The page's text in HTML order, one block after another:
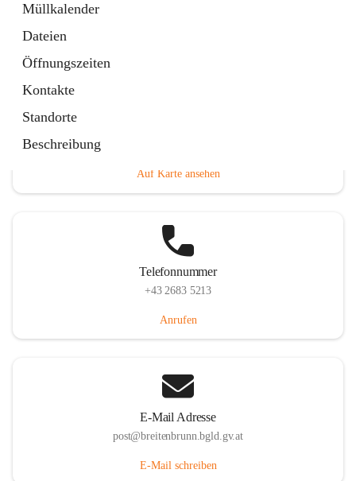
Müllkalender
Dateien
Öffnungszeiten
Kontakte
Standorte
Beschreibung
Auf Karte ansehen
Telefonnummer
+43 2683 5213
Anrufen
E-Mail Adresse
post@breitenbrunn.bgld.gv.at
E-Mail schreiben